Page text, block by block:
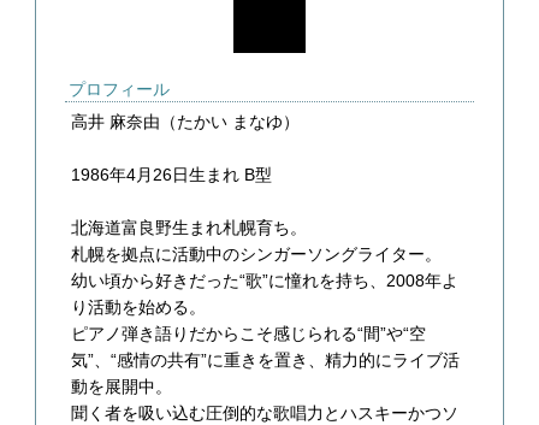
プロフィール
高井 麻奈由（たかい まなゆ）
1986年4月26日生まれ B型
北海道富良野生まれ札幌育ち。
札幌を拠点に活動中のシンガーソングライター。
幼い頃から好きだった“歌”に憧れを持ち、2008年よ
り活動を始める。
ピアノ弾き語りだからこそ感じられる“間”や“空
気”、“感情の共有”に重きを置き、精力的にライブ活
動を展開中。
聞く者を吸い込む圧倒的な歌唱力とハスキーかつソ